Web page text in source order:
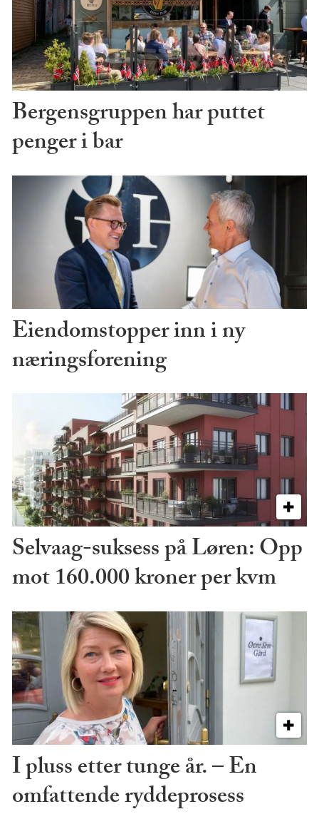
Bergensgruppen har puttet
penger i bar
Eiendomstopper inn i ny
næringsforening
Selvaag-suksess på Løren: Opp
mot 160.000 kroner per kvm
I pluss etter tunge år. – En
omfattende ryddeprosess